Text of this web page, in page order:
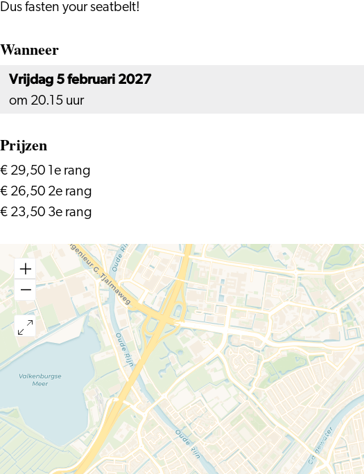
Dus fasten your seatbelt!
Wanneer
Vrijdag 5 februari 2027
om 20.15 uur
Prijzen
€ 29,50 1e rang
€ 26,50 2e rang
€ 23,50 3e rang